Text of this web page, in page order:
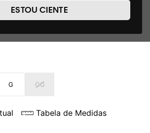
quais cookies usaremos e quais
como processamos os dados
Quando você visita nosso site,
a funcionalidade do site, incluindo,
informações sobre o nosso aviso de
link.
ESTOU CIENTE
G GG
Tabela de Medidas